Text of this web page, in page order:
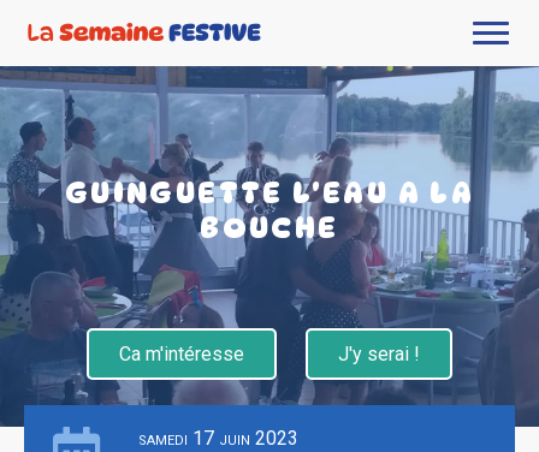
GUINGUETTE L'EAU A LA
BOUCHE
Ca m'intéresse J'y serai !
samedi 17 juin 2023